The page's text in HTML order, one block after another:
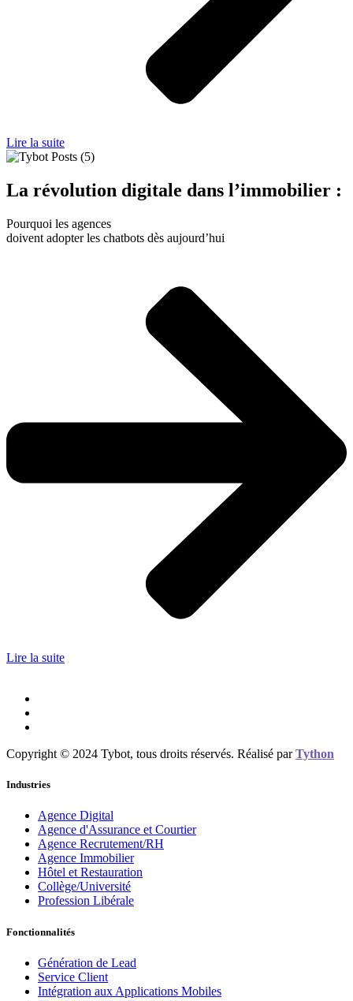
Lire la suite
La révolution digitale dans l’immobilier :
Pourquoi les agences
doivent adopter les chatbots dès aujourd’hui
Lire la suite
Copyright © 2024 Tybot, tous droits réservés. Réalisé parTython
Industries
Agence Digital
Agence d'Assurance et Courtier
Agence Recrutement/RH
Agence Immobilier
Hôtel et Restauration
Collège/Université
Profession Libérale
Fonctionnalités
Génération de Lead
Service Client
Intégration aux Applications Mobiles